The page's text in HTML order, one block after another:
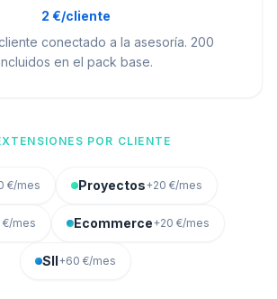
2 €/cliente
conectado a la asesoría. 200
en el pack base.
POR CLIENTE
€/mes Proyectos+20 €/mes
€/mes Ecommerce+20 €/mes
SII+60 €/mes